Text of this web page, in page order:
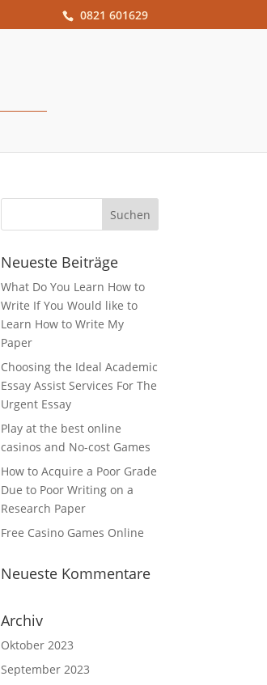
0821 601629
Neueste Beiträge
What Do You Learn How to
Write If You Would like to
Learn How to Write My
Paper
Choosing the Ideal Academic
Essay Assist Services For The
Urgent Essay
Play at the best online
casinos and No-cost Games
How to Acquire a Poor Grade
Due to Poor Writing on a
Research Paper
Free Casino Games Online
Neueste Kommentare
Archiv
Oktober 2023
September 2023